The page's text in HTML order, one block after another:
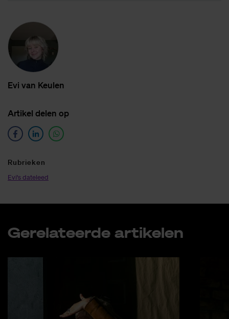
Evi van Keu­len
Ar­ti­kel de­len op
Ru­brie­ken
Evi's dateleed
Ge­re­la­teer­de ar­ti­ke­len